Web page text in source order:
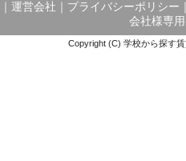
運営会社 プライバシーポリシー
会社様専
Copyright (C) 学校から探す